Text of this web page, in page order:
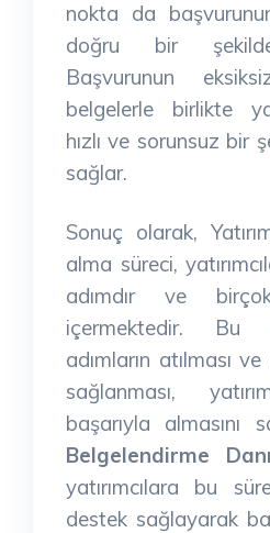
nokta da
doğru bir şekilde
Başvurunun
belgelerle birlikte
hızlı ve sorunsuz bir
sağlar.
Sonuç olarak,
alma süreci,
adımdır ve
içermektedir. Bu
adımların atılması
sağlanması,
başarıyla almasını
Belgelendirme
yatırımcılara bu
destek sağlayarak